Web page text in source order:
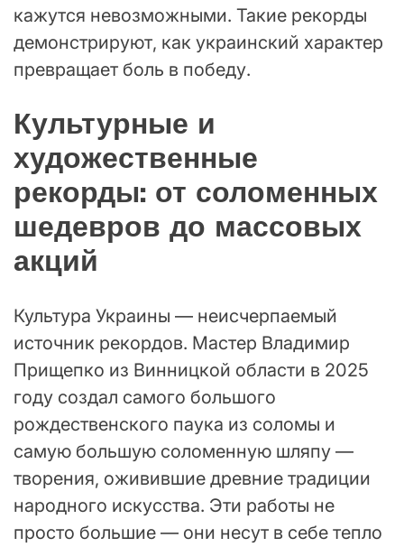
кажутся невозможными. Такие рекорды
демонстрируют, как украинский характер
превращает боль в победу.
Культурные и
художественные
рекорды: от соломенных
шедевров до массовых
акций
Культура Украины — неисчерпаемый
источник рекордов. Мастер Владимир
Прищепко из Винницкой области в 2025
году создал самого большого
рождественского паука из соломы и
самую большую соломенную шляпу —
творения, оживившие древние традиции
народного искусства. Эти работы не
просто большие — они несут в себе тепло